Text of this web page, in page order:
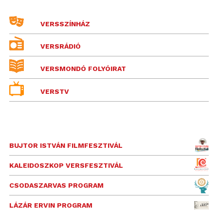
VERSSZÍNHÁZ
VERSRÁDIÓ
VERSMONDÓ FOLYÓIRAT
VERSTV
BUJTOR ISTVÁN FILMFESZTIVÁL
KALEIDOSZKOP VERSFESZTIVÁL
CSODASZARVAS PROGRAM
LÁZÁR ERVIN PROGRAM